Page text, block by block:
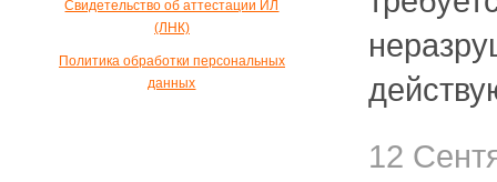
Свидетельство об аттестации ИЛ
(ЛНК)
Политика обработки персональных
данных
12